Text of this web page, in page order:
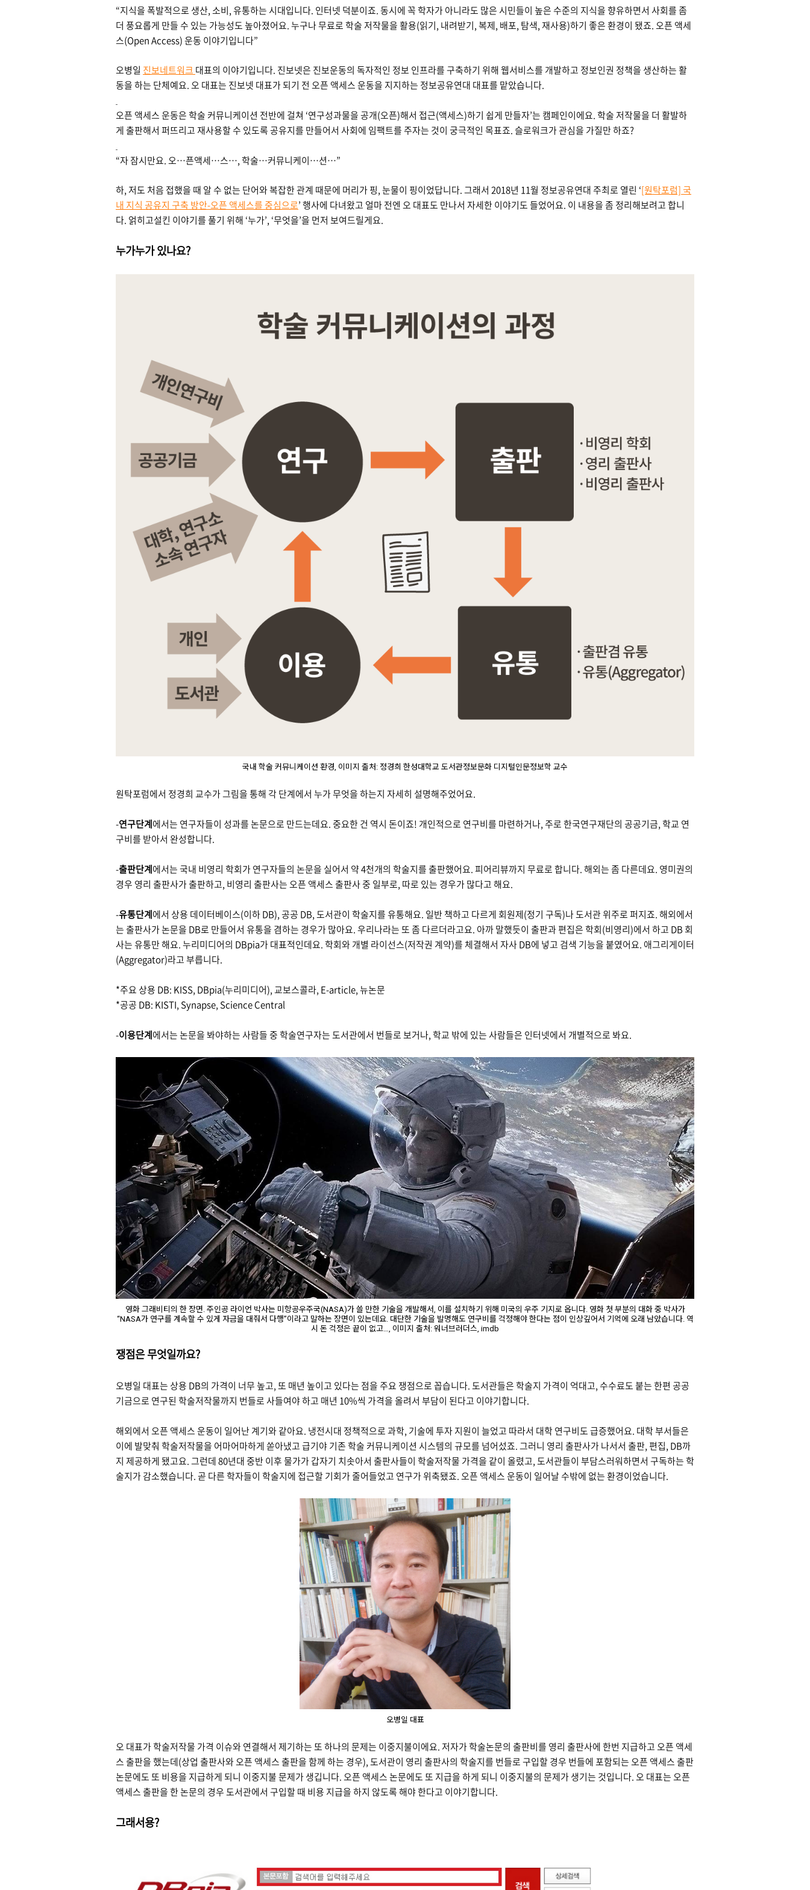
“지식을 폭발적으로 생산, 소비, 유통하는 시대입니다. 인터넷 덕분이죠. 동시에 꼭 학자가 아니라도 많은 시민들이 높은 수준의 지식을 향유하면서 사회를 좀
더 풍요롭게 만들 수 있는 가능성도 높아졌어요. 누구나 무료로 학술 저작물을 활용(읽기, 내려받기, 복제, 배포, 탐색, 재사용)하기 좋은 환경이 됐죠. 오픈 액세
스(Open Access) 운동 이야기입니다”
오병일 진보네트워크 대표의 이야기입니다. 진보넷은 진보운동의 독자적인 정보 인프라를 구축하기 위해 웹서비스를 개발하고 정보인권 정책을 생산하는 활
동을 하는 단체예요. 오 대표는 진보넷 대표가 되기 전 오픈 액세스 운동을 지지하는 정보공유연대 대표를 맡았습니다.
오픈 액세스 운동은 학술 커뮤니케이션 전반에 걸쳐 ‘연구성과물을 공개(오픈)해서 접근(액세스)하기 쉽게 만들자’는 캠페인이에요. 학술 저작물을 더 활발하
게 출판해서 퍼뜨리고 재사용할 수 있도록 공유지를 만들어서 사회에 임팩트를 주자는 것이 궁극적인 목표죠. 슬로워크가 관심을 가질만 하죠?
“자 잠시만요. 오…픈액세…스…, 학술…커뮤니케이…션…”
하, 저도 처음 접했을 때 알 수 없는 단어와 복잡한 관계 때문에 머리가 핑, 눈물이 핑이었답니다. 그래서 2018년 11월 정보공유연대 주최로 열린 ‘[원탁포럼] 국
내 지식 공유지 구축 방안-오픈 액세스를 중심으로’ 행사에 다녀왔고 얼마 전엔 오 대표도 만나서 자세한 이야기도 들었어요. 이 내용을 좀 정리해보려고 합니
다. 얽히고설킨 이야기를 풀기 위해 ‘누가’, ‘무엇을’을 먼저 보여드릴게요.
누가누가 있나요?
국내 학술 커뮤니케이션 환경, 이미지 출처: 정경희 한성대학교 도서관정보문화 디지털인문정보학 교수
원탁포럼에서 정경희 교수가 그림을 통해 각 단계에서 누가 무엇을 하는지 자세히 설명해주었어요.
-연구단계에서는 연구자들이 성과를 논문으로 만드는데요. 중요한 건 역시 돈이죠! 개인적으로 연구비를 마련하거나, 주로 한국연구재단의 공공기금, 학교 연
구비를 받아서 완성합니다.
-출판단계에서는 국내 비영리 학회가 연구자들의 논문을 실어서 약 4천개의 학술지를 출판했어요. 피어리뷰까지 무료로 합니다. 해외는 좀 다른데요. 영미권의
경우 영리 출판사가 출판하고, 비영리 출판사는 오픈 액세스 출판사 중 일부로, 따로 있는 경우가 많다고 해요.
-유통단계에서 상용 데이터베이스(이하 DB), 공공 DB, 도서관이 학술지를 유통해요. 일반 책하고 다르게 회원제(정기 구독)나 도서관 위주로 퍼지죠. 해외에서
는 출판사가 논문을 DB로 만들어서 유통을 겸하는 경우가 많아요. 우리나라는 또 좀 다르더라고요. 아까 말했듯이 출판과 편집은 학회(비영리)에서 하고 DB 회
사는 유통만 해요. 누리미디어의 DBpia가 대표적인데요. 학회와 개별 라이선스(저작권 계약)를 체결해서 자사 DB에 넣고 검색 기능을 붙였어요. 애그리게이터
(Aggregator)라고 부릅니다.
*주요 상용 DB: KISS, DBpia(누리미디어), 교보스콜라, E-article, 뉴논문
*공공 DB: KISTI, Synapse, Science Central
-이용단계에서는 논문을 봐야하는 사람들 중 학술연구자는 도서관에서 번들로 보거나, 학교 밖에 있는 사람들은 인터넷에서 개별적으로 봐요.
영화 그래비티의 한 장면. 주인공 라이언 박사는 미항공우주국(NASA)가 쓸 만한 기술을 개발해서, 이를 설치하기 위해 미국의 우주 기지로 옵니다. 영화 첫 부분의 대화 중 박사가
“NASA가 연구를 계속할 수 있게 자금을 대줘서 다행”이라고 말하는 장면이 있는데요. 대단한 기술을 발명해도 연구비를 걱정해야 한다는 점이 인상깊어서 기억에 오래 남았습니다. 역
시 돈 걱정은 끝이 없고…, 이미지 출처: 워너브러더스, imdb
쟁점은무엇일까요?
오병일 대표는 상용 DB의 가격이 너무 높고, 또 매년 높이고 있다는 점을 주요 쟁점으로 꼽습니다. 도서관들은 학술지 가격이 억대고, 수수료도 붙는 한편 공공
기금으로 연구된 학술저작물까지 번들로 사들여야 하고 매년 10%씩 가격을 올려서 부담이 된다고 이야기합니다.
해외에서 오픈 액세스 운동이 일어난 계기와 같아요. 냉전시대 정책적으로 과학, 기술에 투자 지원이 늘었고 따라서 대학 연구비도 급증했어요. 대학 부서들은
이에 발맞춰 학술저작물을 어마어마하게 쏟아냈고 급기야 기존 학술 커뮤니케이션 시스템의 규모를 넘어섰죠. 그러니 영리 출판사가 나서서 출판, 편집, DB까
지 제공하게 됐고요. 그런데 80년대 중반 이후 물가가 갑자기 치솟아서 출판사들이 학술저작물 가격을 같이 올렸고, 도서관들이 부담스러워하면서 구독하는 학
술지가 감소했습니다. 곧 다른 학자들이 학술지에 접근할 기회가 줄어들었고 연구가 위축됐죠. 오픈 액세스 운동이 일어날 수밖에 없는 환경이었습니다.
오병일 대표
오 대표가 학술저작물 가격 이슈와 연결해서 제기하는 또 하나의 문제는 이중지불이에요. 저자가 학술논문의 출판비를 영리 출판사에 한번 지급하고 오픈 액세
스 출판을 했는데(상업 출판사와 오픈 액세스 출판을 함께 하는 경우), 도서관이 영리 출판사의 학술지를 번들로 구입할 경우 번들에 포함되는 오픈 액세스 출판
논문에도 또 비용을 지급하게 되니 이중지불 문제가 생깁니다.오픈 액세스 논문에도 또 지급을 하게 되니 이중지불의 문제가 생기는 것입니다. 오 대표는 오픈
액세스 출판을 한 논문의 경우 도서관에서 구입할 때 비용 지급을 하지 않도록 해야 한다고 이야기합니다.
그래서용?